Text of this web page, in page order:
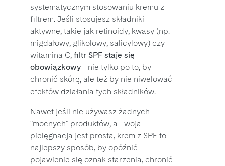
systematycznym stosowaniu kremu z
filtrem. Jeśli stosujesz składniki
aktywne, takie jak retinoidy, kwasy (np.
migdałowy, glikolowy, salicylowy) czy
witamina C, filtr SPF staje się
obowiązkowy - nie tylko po to, by
chronić skórę, ale też by nie niwelować
efektów działania tych składników.
Nawet jeśli nie używasz żadnych
"mocnych" produktów, a Twoja
pielęgnacja jest prosta, krem z SPF to
najlepszy sposób, by opóźnić
pojawienie się oznak starzenia, chronić